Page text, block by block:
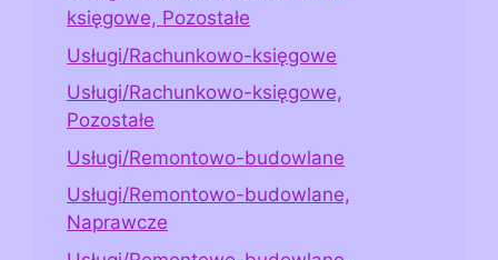
księgowe, Pozostałe
Usługi/Rachunkowo-księgowe
Usługi/Rachunkowo-księgowe,
Pozostałe
Usługi/Remontowo-budowlane
Usługi/Remontowo-budowlane,
Naprawcze